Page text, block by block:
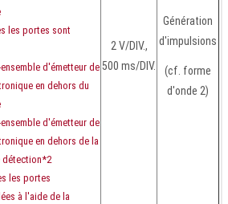
les portes sont
d'émetteur de
en dehors du
d'émetteur de
en dehors de la
détection*2
les portes
à l'aide de la
2 V/DIV.,
500 ms/DIV.
Génération
d'impulsions
(cf. forme
d'onde 2)